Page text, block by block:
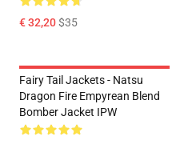
€ 32,20$35
Fairy Tail Jackets - Natsu
Dragon Fire Empyrean Blend
Bomber Jacket IPW